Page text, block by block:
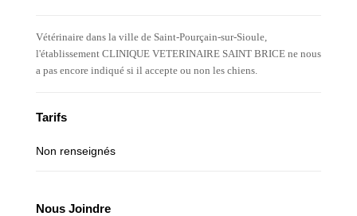
Vétérinaire dans la ville de Saint-Pourçain-sur-Sioule,
l'établissement CLINIQUE VETERINAIRE SAINT BRICE ne nous
a pas encore indiqué si il accepte ou non les chiens.
Tarifs
Non renseignés
Nous Joindre